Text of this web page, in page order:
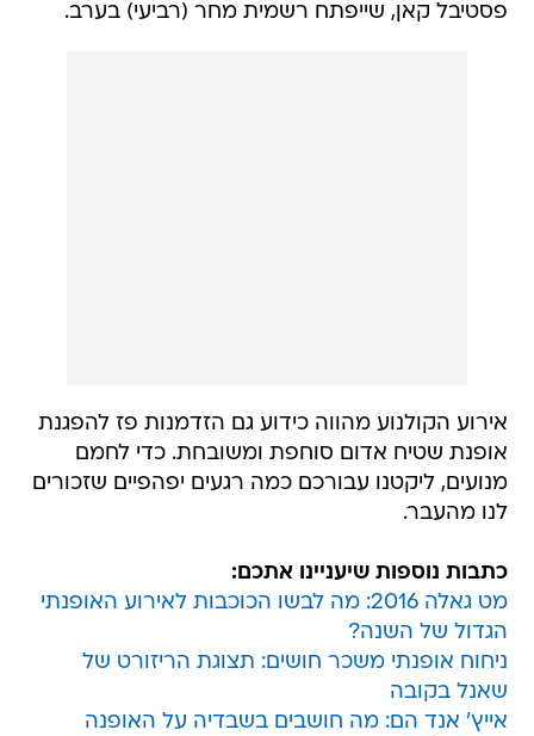
פסטיבל קאן, שייפתח רשמית מחר (רביעי) בערב.
אירוע הקולנוע מהווה כידוע גם הזדמנות פז להפגנת
אופנת שטיח אדום סוחפת ומשובחת. כדי לחמם
מנועים, ליקטנו עבורכם כמה רגעים יפהפיים שזכורים
לנו מהעבר.
כתבות נוספות שיעניינו אתכם:
מט גאלה 2016: מה לבשו הכוכבות לאירוע האופנתי
הגדול של השנה?
ניחוח אופנתי משכר חושים: תצוגת הריזורט של
שאנל בקובה
אייץ' אנד הם: מה חושבים בשבדיה על האופנה